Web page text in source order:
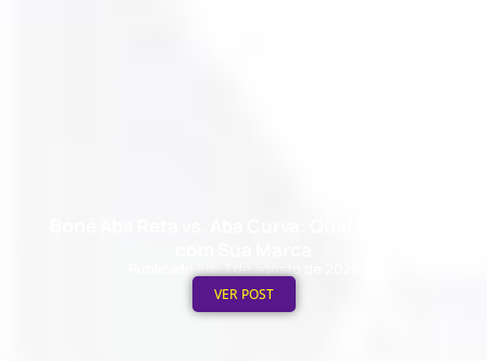
Publicado em: 1 de agosto de 2026
VER POST